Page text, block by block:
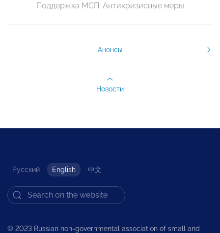
Поддержка МСП. Антикризисные меры
Анонсы
Новости
Русский English 中文
© 2023 Russian non-governmental association of small and